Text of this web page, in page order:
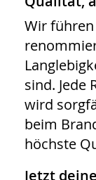
Wir
sind. Jede
wird
beim
höchste
Jetzt